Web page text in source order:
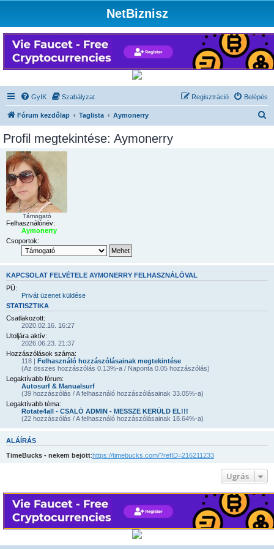
NetBiznisz
GyIK Szabályzat Belépés
Regisztráció
Fórum kezdőlap Taglista Aymonerry
Profil megtekintése: Aymonerry
Támogató
Felhasználónév:
Aymonerry
Csoportok:
KAPCSOLAT FELVÉTELE AYMONERRY FELHASZNÁLÓVAL
PÜ:
Privát üzenet küldése
STATISZTIKA
Csatlakozott:
2020.02.16. 16:27
Utoljára aktív:
2026.06.23. 21:37
Hozzászólások száma:
118 | Felhasználó hozzászólásainak megtekintése
(Az összes hozzászólás 0.13%-a / Naponta 0.05 hozzászólás)
Legaktívabb fórum:
Autosurf & Manualsurf
(39 hozzászólás / A felhasználó hozzászólásainak 33.05%-a)
Legaktívabb téma:
Rotate4all - CSALÓ ADMIN - MESSZE KERÜLD EL!!!
(22 hozzászólás / A felhasználó hozzászólásainak 18.64%-a)
ALÁÍRÁS
TimeBucks - nekem bejött:https://timebucks.com/?refID=216211233
Ugrás